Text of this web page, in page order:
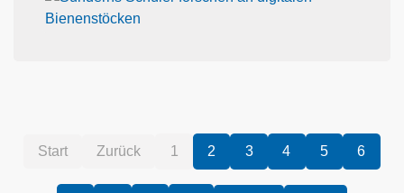
1 2 3 4 5 6